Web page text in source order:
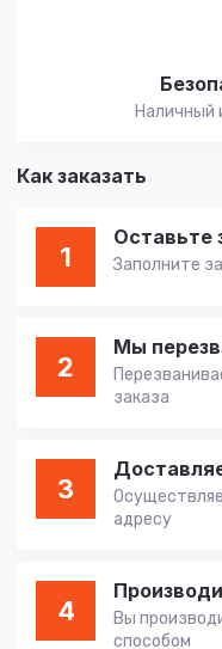
Наличный
Как заказать
1
Оставьте
Заполните
2
Мы
заказа
3
адресу
4
Вы
способом